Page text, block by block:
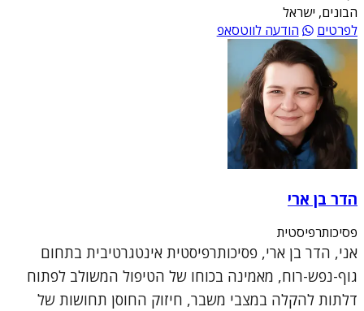
הבונים, ישראל
לפרטים
הודעה לווטסאפ
הדר בן ארי
פסיכותרפיסטית
אני, הדר בן ארי, פסיכותרפיסטית אינטגרטיבית בתחום
גוף-נפש-רוח, מאמינה בכוחו של הטיפול המשולב לפתוח
דלתות להקלה במצבי משבר, חיזוק החוסן תחושות של